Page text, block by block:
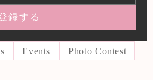
Events
Photo Contest
録する